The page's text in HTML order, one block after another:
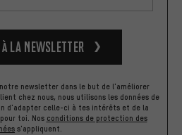
à la newsletter
newsletter dans le but de l'améliorer
chez nous, nous utilisons les données de
d'adapter celle-ci à tes intérêts et de la
toi. Nos conditions de protection des
s'appliquent.